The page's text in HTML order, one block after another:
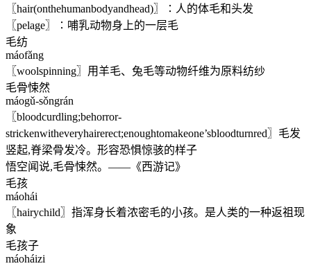
〖hair(onthehumanbodyandhead)〗∶人的体毛和头发
〖pelage〗∶哺乳动物身上的一层毛
毛纺
máofǎng
〖woolspinning〗用羊毛、兔毛等动物纤维为原料纺纱
毛骨悚然
máogǔ-sǒngrán
〖bloodcurdling;behorror-
strickenwitheveryhairerect;enoughtomakeone’sbloodturnred〗毛发
竖起,脊梁骨发冷。形容恐惧惊骇的样子
悟空闻说,毛骨悚然。——《西游记》
毛孩
máohái
〖hairychild〗指浑身长着浓密毛的小孩。是人类的一种返祖现
象
毛孩子
máoháizi